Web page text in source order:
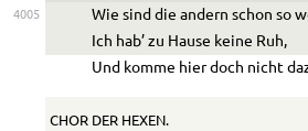
4005
Wie sind die andern schon so
Ich hab’ zu Hause keine Ruh,
Und komme hier doch nicht
CHOR DER HEXEN.